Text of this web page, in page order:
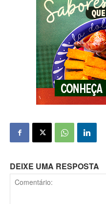
DEIXE UMA RESPOSTA